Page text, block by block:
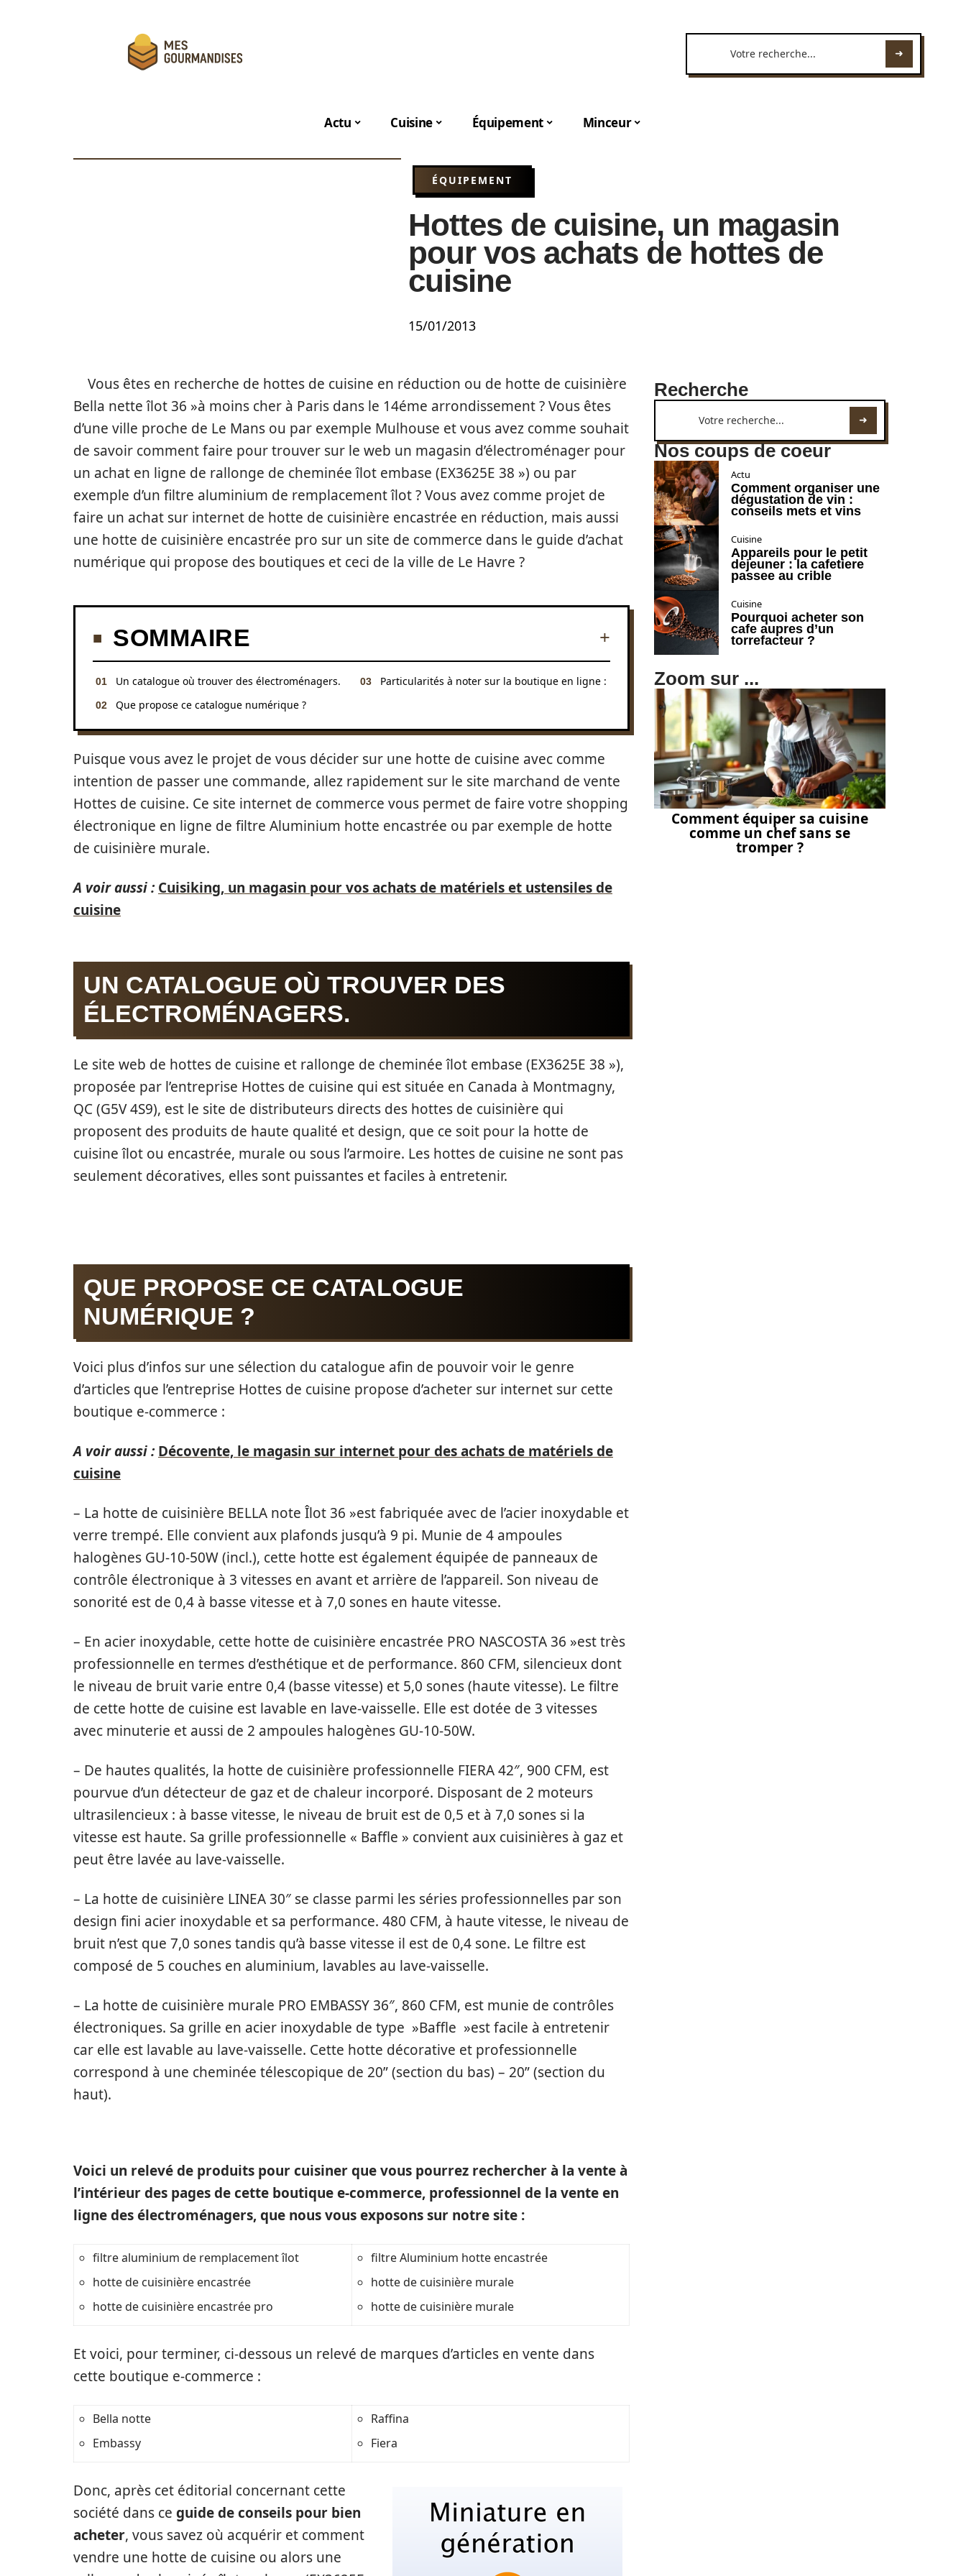
Actu Cuisine Équipement Minceur
ÉQUIPEMENT
Hottes de cuisine, un magasin
pour vos achats de hottes de
cuisine
15/01/2013
Vous êtes en recherche de hottes de cuisine en réduction ou de hotte de cuisinière
Bella nette îlot 36 »à moins cher à Paris dans le 14éme arrondissement ? Vous êtes
d’une ville proche de Le Mans ou par exemple Mulhouse et vous avez comme souhait
de savoir comment faire pour trouver sur le web un magasin d’électroménager pour
un achat en ligne de rallonge de cheminée îlot embase (EX3625E 38 ») ou par
exemple d’un filtre aluminium de remplacement îlot ? Vous avez comme projet de
faire un achat sur internet de hotte de cuisinière encastrée en réduction, mais aussi
une hotte de cuisinière encastrée pro sur un site de commerce dans le guide d’achat
numérique qui propose des boutiques et ceci de la ville de Le Havre ?
SOMMAIRE
Un catalogue où trouver des électroménagers.
Que propose ce catalogue numérique ?
Particularités à noter sur la boutique en ligne :
Puisque vous avez le projet de vous décider sur une hotte de cuisine avec comme
intention de passer une commande, allez rapidement sur le site marchand de vente
Hottes de cuisine. Ce site internet de commerce vous permet de faire votre shopping
électronique en ligne de filtre Aluminium hotte encastrée ou par exemple de hotte
de cuisinière murale.
A voir aussi : Cuisiking, un magasin pour vos achats de matériels et ustensiles de
cuisine
UN CATALOGUE OÙ TROUVER DES
ÉLECTROMÉNAGERS.
Le site web de hottes de cuisine et rallonge de cheminée îlot embase (EX3625E 38 »),
proposée par l’entreprise Hottes de cuisine qui est située en Canada à Montmagny,
QC (G5V 4S9), est le site de distributeurs directs des hottes de cuisinière qui
proposent des produits de haute qualité et design, que ce soit pour la hotte de
cuisine îlot ou encastrée, murale ou sous l’armoire. Les hottes de cuisine ne sont pas
seulement décoratives, elles sont puissantes et faciles à entretenir.
QUE PROPOSE CE CATALOGUE
NUMÉRIQUE ?
Voici plus d’infos sur une sélection du catalogue afin de pouvoir voir le genre
d’articles que l’entreprise Hottes de cuisine propose d’acheter sur internet sur cette
boutique e-commerce :
A voir aussi : Décovente, le magasin sur internet pour des achats de matériels de
cuisine
– La hotte de cuisinière BELLA note Îlot 36 »est fabriquée avec de l’acier inoxydable et
verre trempé. Elle convient aux plafonds jusqu’à 9 pi. Munie de 4 ampoules
halogènes GU-10-50W (incl.), cette hotte est également équipée de panneaux de
contrôle électronique à 3 vitesses en avant et arrière de l’appareil. Son niveau de
sonorité est de 0,4 à basse vitesse et à 7,0 sones en haute vitesse.
– En acier inoxydable, cette hotte de cuisinière encastrée PRO NASCOSTA 36 »est très
professionnelle en termes d’esthétique et de performance. 860 CFM, silencieux dont
le niveau de bruit varie entre 0,4 (basse vitesse) et 5,0 sones (haute vitesse). Le filtre
de cette hotte de cuisine est lavable en lave-vaisselle. Elle est dotée de 3 vitesses
avec minuterie et aussi de 2 ampoules halogènes GU-10-50W.
– De hautes qualités, la hotte de cuisinière professionnelle FIERA 42″, 900 CFM, est
pourvue d’un détecteur de gaz et de chaleur incorporé. Disposant de 2 moteurs
ultrasilencieux : à basse vitesse, le niveau de bruit est de 0,5 et à 7,0 sones si la
vitesse est haute. Sa grille professionnelle « Baffle » convient aux cuisinières à gaz et
peut être lavée au lave-vaisselle.
– La hotte de cuisinière LINEA 30″ se classe parmi les séries professionnelles par son
design fini acier inoxydable et sa performance. 480 CFM, à haute vitesse, le niveau de
bruit n’est que 7,0 sones tandis qu’à basse vitesse il est de 0,4 sone. Le filtre est
composé de 5 couches en aluminium, lavables au lave-vaisselle.
– La hotte de cuisinière murale PRO EMBASSY 36″, 860 CFM, est munie de contrôles
électroniques. Sa grille en acier inoxydable de type »Baffle »est facile à entretenir
car elle est lavable au lave-vaisselle. Cette hotte décorative et professionnelle
correspond à une cheminée télescopique de 20” (section du bas) – 20” (section du
haut).
Voici un relevé de produits pour cuisiner que vous pourrez rechercher à la vente à
l’intérieur des pages de cette boutique e-commerce, professionnel de la vente en
ligne des électroménagers, que nous vous exposons sur notre site :
filtre aluminium de remplacement îlot
hotte de cuisinière encastrée
hotte de cuisinière encastrée pro
filtre Aluminium hotte encastrée
hotte de cuisinière murale
hotte de cuisinière murale
Et voici, pour terminer, ci-dessous un relevé de marques d’articles en vente dans
cette boutique e-commerce :
Bella notte
Embassy
Raffina
Fiera
Donc, après cet éditorial concernant cette
société dans ce guide de conseils pour bien
acheter, vous savez où acquérir et comment
vendre une hotte de cuisine ou alors une
Recherche
Nos coups de coeur
Actu
Comment organiser une
dégustation de vin :
conseils mets et vins
Cuisine
Appareils pour le petit
dejeuner : la cafetiere
passee au crible
Cuisine
Pourquoi acheter son
cafe aupres d’un
torrefacteur ?
Zoom sur ...
Comment équiper sa cuisine
comme un chef sans se
tromper ?